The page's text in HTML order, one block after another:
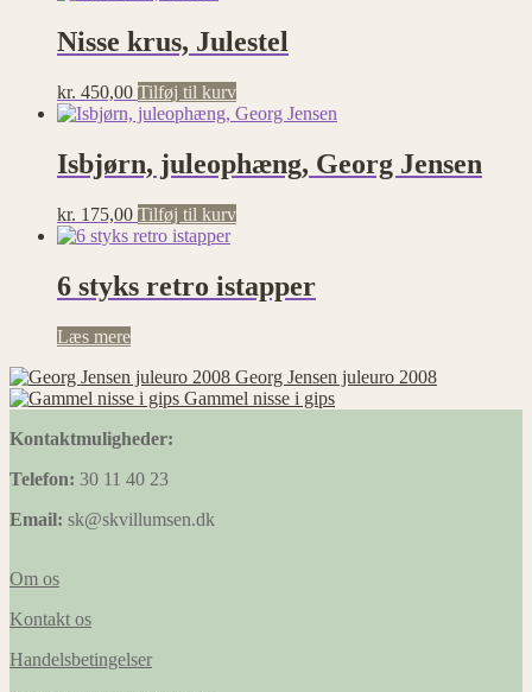
Nisse krus, Julestel
kr. 450,00 Tilføj til kurv
Isbjørn, juleophæng, Georg Jensen
kr. 175,00 Tilføj til kurv
6 styks retro istapper
Læs mere
Georg Jensen juleuro 2008
Gammel nisse i gips
Kontaktmuligheder:
Telefon: 30 11 40 23
Email: sk@skvillumsen.dk
Om os
Kontakt os
Handelsbetingelser